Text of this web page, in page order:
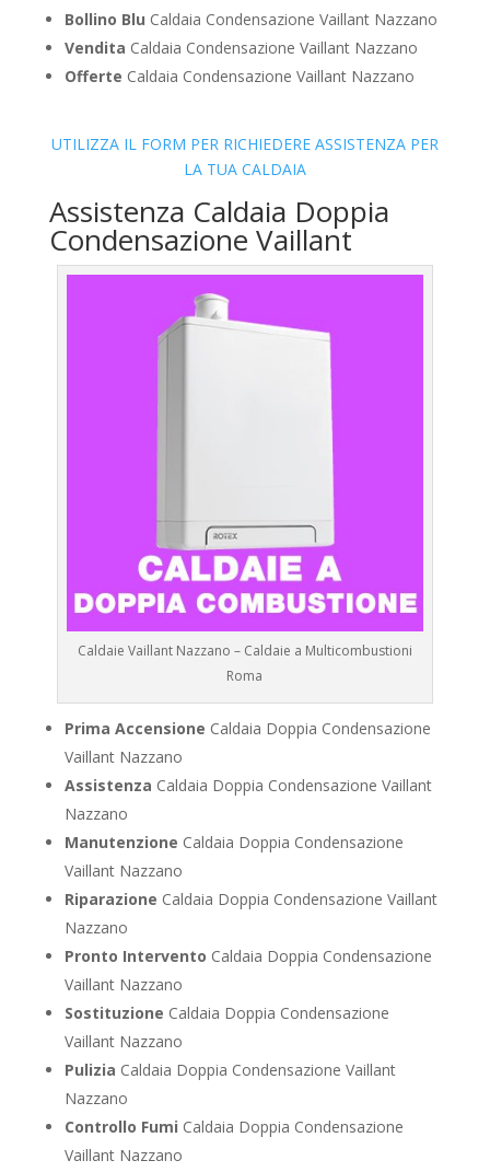
Bollino Blu Caldaia Condensazione Vaillant Nazzano
Vendita Caldaia Condensazione Vaillant Nazzano
Offerte Caldaia Condensazione Vaillant Nazzano
UTILIZZA IL FORM PER RICHIEDERE ASSISTENZA PER
LA TUA CALDAIA
Assistenza Caldaia Doppia
Condensazione Vaillant
Caldaie Vaillant Nazzano – Caldaie a Multicombustioni
Roma
Prima Accensione Caldaia Doppia Condensazione
Vaillant Nazzano
Assistenza Caldaia Doppia Condensazione Vaillant
Nazzano
Manutenzione Caldaia Doppia Condensazione
Vaillant Nazzano
Riparazione Caldaia Doppia Condensazione Vaillant
Nazzano
Pronto Intervento Caldaia Doppia Condensazione
Vaillant Nazzano
Sostituzione Caldaia Doppia Condensazione
Vaillant Nazzano
Pulizia Caldaia Doppia Condensazione Vaillant
Nazzano
Controllo Fumi Caldaia Doppia Condensazione
Vaillant Nazzano